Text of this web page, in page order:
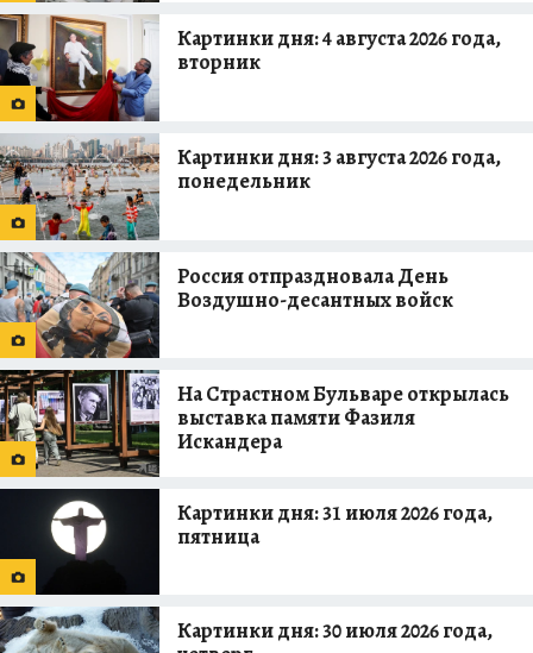
Картинки дня: 4 августа 2026 года,
вторник
Картинки дня: 3 августа 2026 года,
понедельник
Россия отпраздновала День
Воздушно-десантных войск
На Страстном Бульваре открылась
выставка памяти Фазиля
Искандера
Картинки дня: 31 июля 2026 года,
пятница
Картинки дня: 30 июля 2026 года,